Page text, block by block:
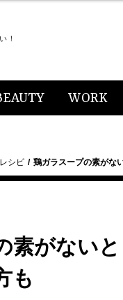
！
WORK
レシピ 鶏ガラスープの素がな
素がない
も